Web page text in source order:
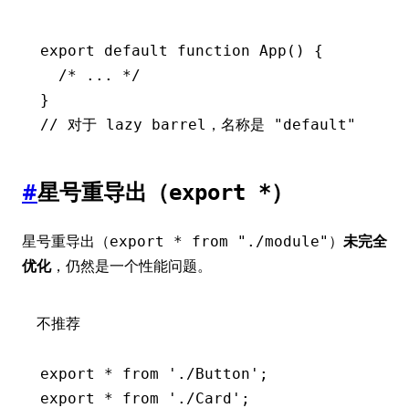
export default function App () {
  /* ... */
}
// 对于 lazy barrel，名称是 "default"
#星号重导出（export *）
星号重导出（export * from "./module" ） 未完全
优化，仍然是一个性能问题。
不推荐
export * from './Button' ;
export
* from './Card' ;